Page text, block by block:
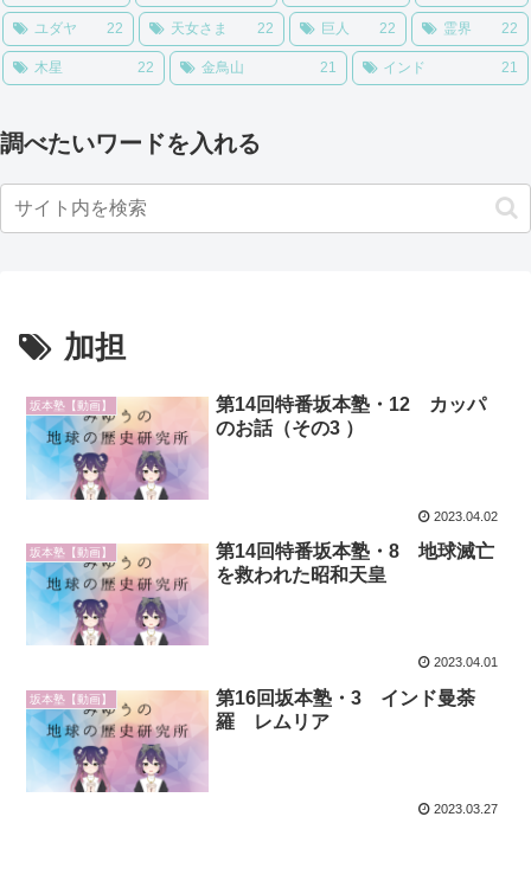
ユダヤ 22 天女さま 22 巨人 22 霊界 22
木星 22 金鳥山 21 インド 21
調べたいワードを入れる
加担
坂本塾【動画】
第14回特番坂本塾・12 カッパ
のお話（その3 ）
2023.04.02
坂本塾【動画】
第14回特番坂本塾・8 地球滅亡
を救われた昭和天皇
2023.04.01
坂本塾【動画】
第16回坂本塾・3 インド曼荼
羅 レムリア
2023.03.27